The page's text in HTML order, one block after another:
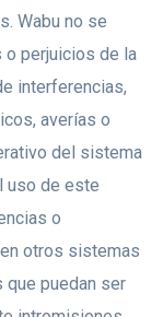
Wabu no se
perjuicios de la
interferencias,
averías o
del sistema
uso de este
o
otros sistemas
que puedan ser